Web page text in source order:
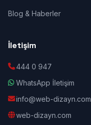
Blog & Haberler
İletişim
444 0 947
WhatsApp İletişim
info@web-dizayn.com
web-dizayn.com